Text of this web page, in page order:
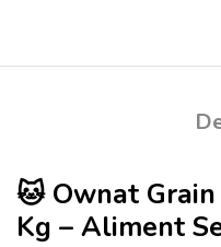
🐱 Ownat
Kg – Aliment